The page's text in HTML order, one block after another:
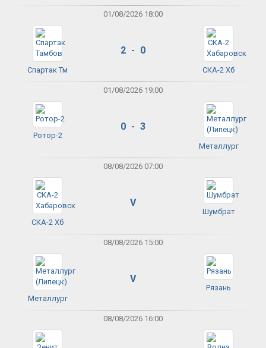
01/08/2026 18:00
Спартак Тм
2 - 0
СКА-2 Хб
01/08/2026 19:00
Ротор-2
0 - 3
Металлург
08/08/2026 07:00
СКА-2 Хб
V
Шумбрат
08/08/2026 15:00
Металлург
V
Рязань
08/08/2026 16:00